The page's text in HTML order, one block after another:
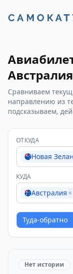
Австралия
Сравниваем
направлению из
подсказываем,
ОТКУДА
Новая
КУДА
Австралия ×
Туда-обратно
Нет истории